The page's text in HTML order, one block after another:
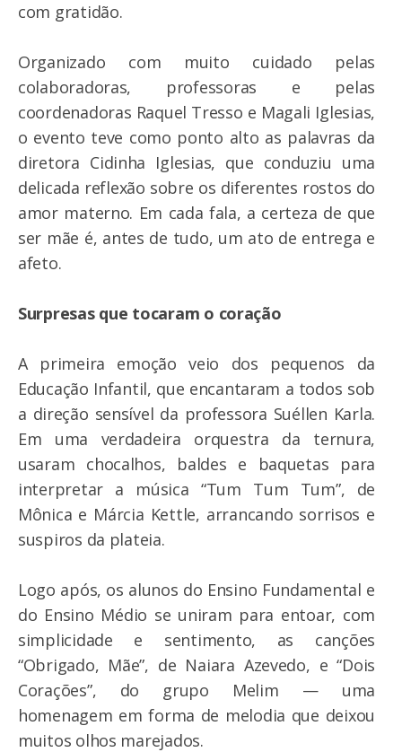
com gratidão.
Organizado com muito cuidado pelas
colaboradoras, professoras e pelas
coordenadoras Raquel Tresso e Magali Iglesias,
o evento teve como ponto alto as palavras da
diretora Cidinha Iglesias, que conduziu uma
delicada reflexão sobre os diferentes rostos do
amor materno. Em cada fala, a certeza de que
ser mãe é, antes de tudo, um ato de entrega e
afeto.
Surpresas que tocaram o coração
A primeira emoção veio dos pequenos da
Educação Infantil, que encantaram a todos sob
a direção sensível da professora Suéllen Karla.
Em uma verdadeira orquestra da ternura,
usaram chocalhos, baldes e baquetas para
interpretar a música “Tum Tum Tum”, de
Mônica e Márcia Kettle, arrancando sorrisos e
suspiros da plateia.
Logo após, os alunos do Ensino Fundamental e
do Ensino Médio se uniram para entoar, com
simplicidade e sentimento, as canções
“Obrigado, Mãe”, de Naiara Azevedo, e “Dois
Corações”, do grupo Melim — uma
homenagem em forma de melodia que deixou
muitos olhos marejados.